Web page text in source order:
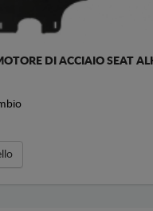
DI ACCIAIO SEAT